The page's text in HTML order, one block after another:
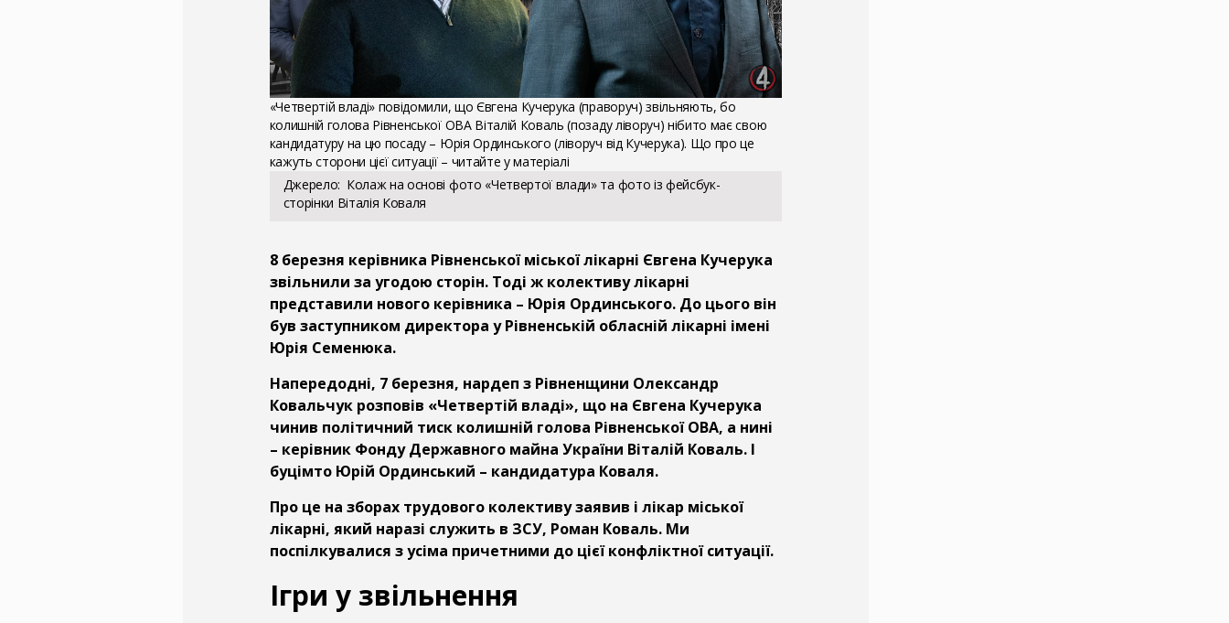
«Четвертій владі» повідомили, що Євгена Кучерука (праворуч) звільняють, бо
колишній голова Рівненської ОВА Віталій Коваль (позаду ліворуч) нібито має свою
кандидатуру на цю посаду – Юрія Ординського (ліворуч від Кучерука). Що про це
кажуть сторони цієї ситуації – читайте у матеріалі
Джерело Колаж на основі фото «Четвертої влади» та фото із фейсбук-
сторінки Віталія Коваля
8 березня керівника Рівненської міської лікарні Євгена Кучерука
звільнили за угодою сторін. Тоді ж колективу лікарні
представили нового керівника – Юрія Ординського. До цього він
був заступником директора у Рівненській обласній лікарні імені
Юрія Семенюка.
Напередодні, 7 березня, нардеп з Рівненщини Олександр
Ковальчук розповів «Четвертій владі», що на Євгена Кучерука
чинив політичний тиск колишній голова Рівненської ОВА, а нині
– керівник Фонду Державного майна України Віталій Коваль. І
буцімто Юрій Ординський – кандидатура Коваля.
Про це на зборах трудового колективу заявив і лікар міської
лікарні, який наразі служить в ЗСУ, Роман Коваль. Ми
поспілкувалися з усіма причетними до цієї конфліктної ситуації.
Ігри у звільнення